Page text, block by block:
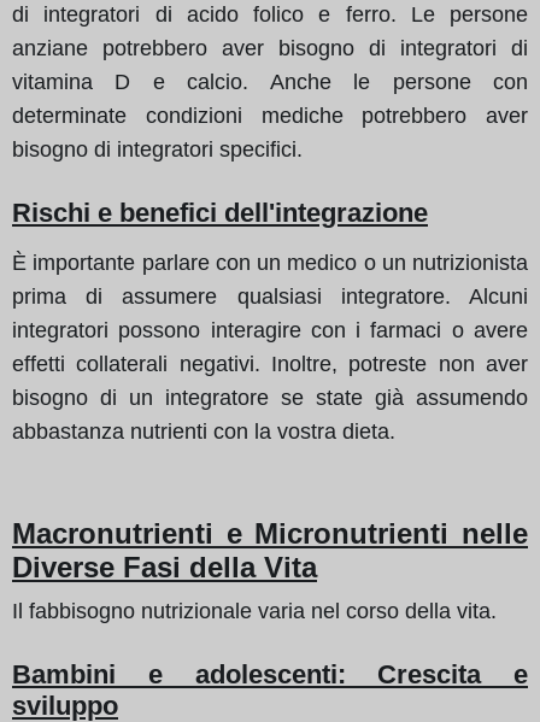
di integratori di acido folico e ferro. Le persone
anziane potrebbero aver bisogno di integratori di
vitamina D e calcio. Anche le persone con
determinate condizioni mediche potrebbero aver
bisogno di integratori specifici.
Rischi e benefici dell'integrazione
È importante parlare con un medico o un nutrizionista
prima di assumere qualsiasi integratore. Alcuni
integratori possono interagire con i farmaci o avere
effetti collaterali negativi. Inoltre, potreste non aver
bisogno di un integratore se state già assumendo
abbastanza nutrienti con la vostra dieta.
Macronutrienti e Micronutrienti nelle
Diverse Fasi della Vita
Il fabbisogno nutrizionale varia nel corso della vita.
Bambini e adolescenti: Crescita e
sviluppo